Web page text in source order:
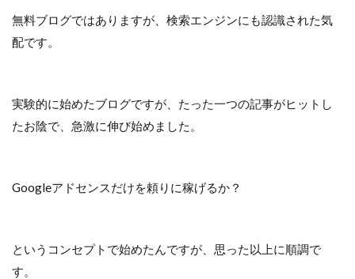
無料ブログではありますが、検索エンジンにも認識された気
配です。
実験的に始めたブログですが、たった一つの記事がヒットし
たお陰で、急激に伸び始めました。
Googleアドセンスだけを頼りに稼げるか？
というコンセプトで始めたんですが、思った以上に順調で
す。